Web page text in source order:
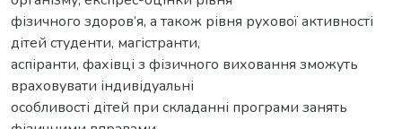
фізичного здоров’я, а також рівня рухової активності
дітей студенти, магістранти,
аспіранти, фахівці з фізичного виховання зможуть
враховувати індивідуальні
особливості дітей при складанні програми занять